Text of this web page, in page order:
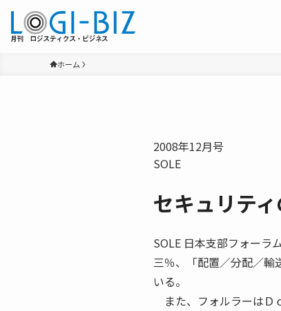
ホーム
2008年12月号
SOLE
セキュリテ
SOLE 日本支部フォー
三％、「配置／分配／輸
いる。
また、フォルラーはＤ